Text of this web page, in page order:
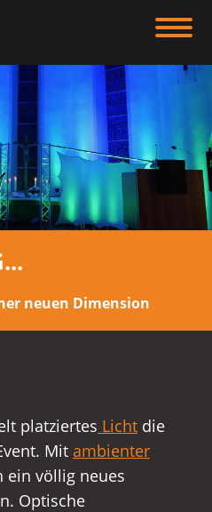
neuen Dimension
platziertes Licht die
Mit ambienter
ein völlig neues
Optische